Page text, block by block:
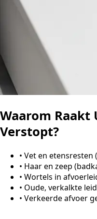
Waarom Raakt
Verstopt?
• Vet en etensresten
• Haar en zeep
• Wortels in
• Oude, verkalkte
• Verkeerde afvoer